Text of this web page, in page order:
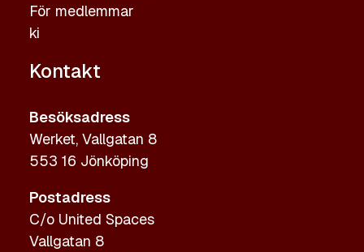
För medlemmar
ki
Kontakt
Besöksadress
Werket, Vallgatan 8
553 16 Jönköping
Postadress
C/o United Spaces
Vallgatan 8